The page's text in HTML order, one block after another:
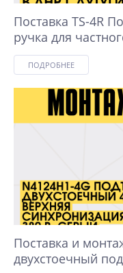
Поставка TS-4R
ручка для
ПОДРОБНЕЕ
Поставка и
двухстоечный